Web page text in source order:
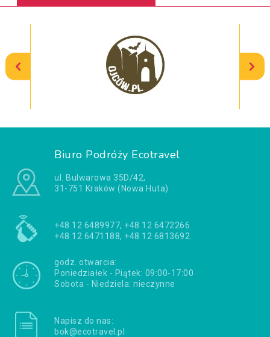
Biuro Podróży Ecotravel
ul. Bulwarowa 35D/42,
31-751 Kraków (Nowa Huta)
+48 12 6489977, +48 12 6472266
+48 12 6471188, +48 12 6813692
godz. otwarcia:
Poniedziałek - Piątek: 09:00-17:00
Sobota - Niedziela: nieczynne
Napisz do nas:
bok@ecotravel.pl